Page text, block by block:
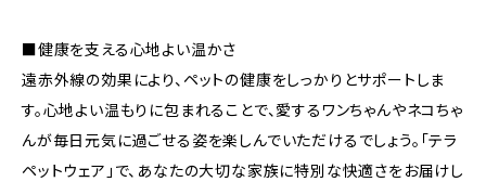
■健康を支える心地よい温かさ
遠赤外線の効果により、ペットの健康をしっかりとサポートしま
す。心地よい温もりに包まれることで、愛するワンちゃんやネコちゃ
んが毎日元気に過ごせる姿を楽しんでいただけるでしょう。「テラ
ペットウェア」で、あなたの大切な家族に特別な快適さをお届けし